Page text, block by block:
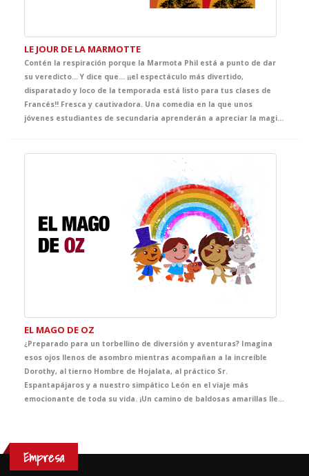
LE JOUR DE LA MARMOTTE
Contén la respiración porque la Marmota Phil está a punto de dar
su veredicto… Y dice que... ¡¡el espectáculo más divertido,
disparatado y loco de la temporada está listo para tus clases de
Francés!! Fresca y cautivadora. Una comedia en la que unos
jóvenes estudiantes de secundaria aprenderán a apreciar la magia de los momentos que verdaderamente importan a través de las más disparatadas y divertidas situaciones.
EL MAGO DE OZ
¿Preparado para un torbellino de diversión y aventuras? Imagina
esos ojos llenos de asombro mientras acompañan a la increíble
Dorothy, al tierno Hombre de Hojalata, al práctico Sr.
Espantapájaros y a nuestro simpático León en el viaje más
emocionante de toda su vida. ¡Un camino de baldosas amarillas lleno de divertidas anécdotas y plagado de aventuras que te conducirán al espectáculo más emocionante de la temporada! Golpea tus talones tres veces con tus zapatos de color rubí para disfrutar de toda la magia del teatro.
Empresa